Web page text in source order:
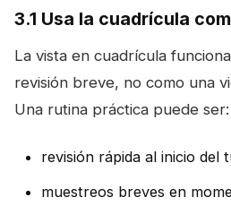
3.1 Usa la cuadrícula
La vista en cuadrícula
revisión breve, no como una
Una rutina práctica puede ser:
revisión rápida al inicio del
muestreos breves en